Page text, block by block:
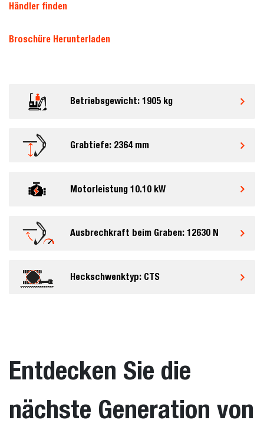
Händler finden
Broschüre Herunterladen
Betriebsgewicht: 1905 kg
Grabtiefe: 2364 mm
Motorleistung 10.10 kW
Ausbrechkraft beim Graben: 12630 N
Heckschwenktyp: CTS
Entdecken Sie die
nächste Generation von